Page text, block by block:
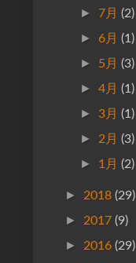
► 7月 (2)
► 6月 (1)
► 5月 (3)
►4月 (1)
► 3月 (1)
► 2月 (3)
► 1月 (2)
► 2018 (29)
► 2017 (9)
► 2016 (29)